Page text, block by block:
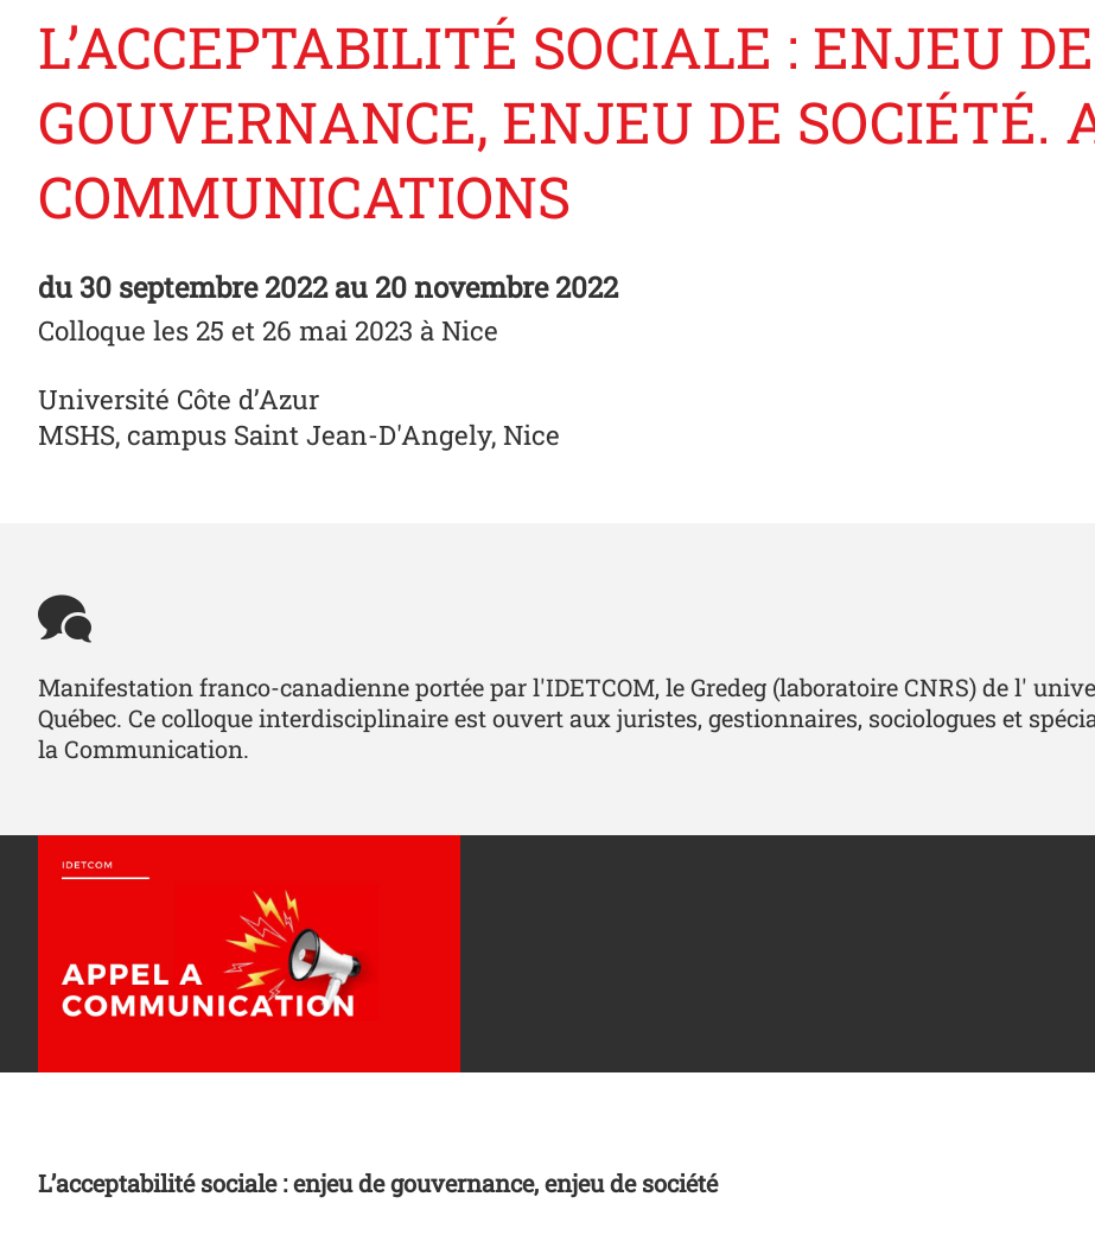
L’ACCEPTABILITÉ SOCIALE : ENJEU DE
GOUVERNANCE, ENJEU DE SOCIÉTÉ.
COMMUNICATIONS
du 30 septembre 2022 au 20 novembre 2022
Colloque les 25 et 26 mai 2023 à Nice
Université Côte d’Azur
MSHS, campus Saint Jean-D'Angely, Nice
Manifestation franco-canadienne portée par l'IDETCOM, le Gredeg (laboratoire CNRS) de l'
Québec. Ce colloque interdisciplinaire est ouvert aux juristes, gestionnaires, sociologues et
la Communication.
L’acceptabilité sociale : enjeu de gouvernance, enjeu de société